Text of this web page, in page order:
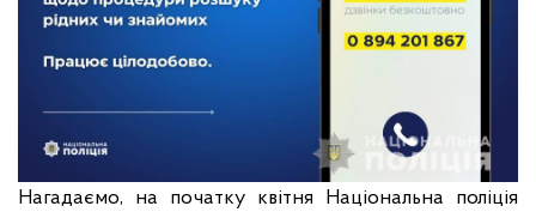
Нагадаємо, на початку квітня Національна поліція